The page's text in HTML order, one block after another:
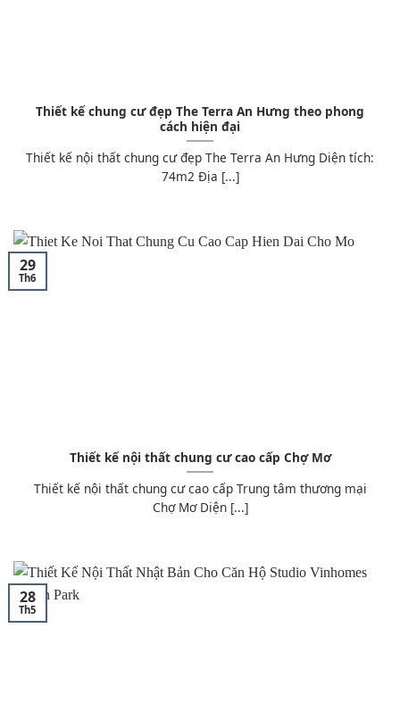
Thiết kế chung cư đẹp The Terra An Hưng theo phong
cách hiện đại
Thiết kế nội thất chung cư đẹp The Terra An Hưng Diện tích:
74m2 Địa [...]
Thiết kế nội thất chung cư cao cấp Chợ Mơ
Thiết kế nội thất chung cư cao cấp Trung tâm thương mại
Chợ Mơ Diện [...]
29
Th6
28
Th5